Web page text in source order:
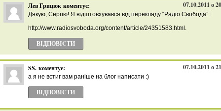
Лев Грицюк коментує: 07.10.2011 о
Дякую, Сергію! Я відштовхувався від перекладу “Радіо Свобода”:
http://www.radiosvoboda.org/content/article/24351583.html.
ВІДПОВІCТИ
SS. коментує: 07.10.2011 о
а я не встиг вам раніше на блог написати :)
ВІДПОВІCТИ